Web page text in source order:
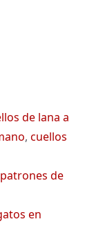
de lana a
, cuellos
de
en